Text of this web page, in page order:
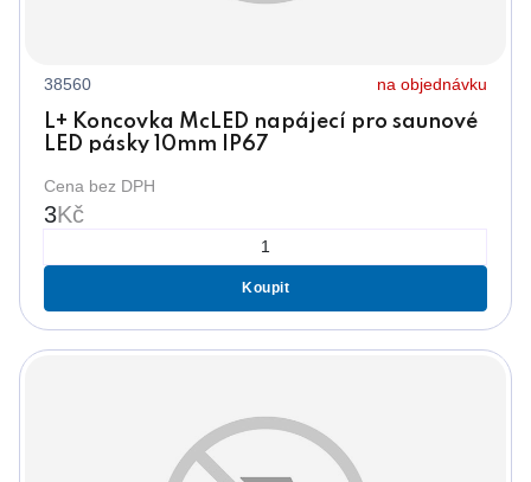
38560 na objednávku
L+ Koncovka McLED napájecí pro saunové
LED pásky 10mm IP67
Cena bez DPH
3Kč
Koupit